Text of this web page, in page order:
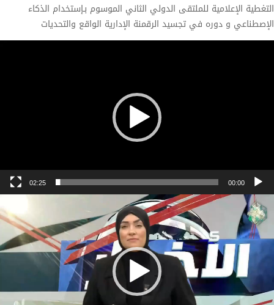
التغطية الإعلامية للملتقى الدولي الثاني الموسوم بـإستخدام الذكاء
الإصطناعي و دوره في تجسيد الرقمنة الإدارية الواقع والتحديات
00:00
02:25
Video
Player